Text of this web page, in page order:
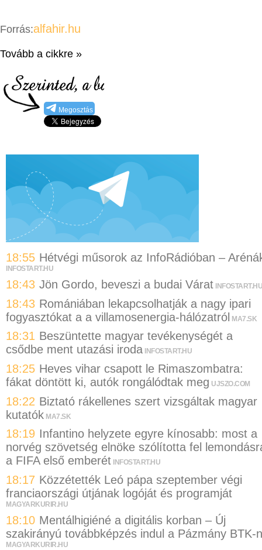
Forrás:alfahir.hu
Tovább a cikkre »
Megosztás
18:55 Hétvégi műsorok az InfoRádióban –
INFOSTART.HU
18:43 Jön Gordo, beveszi a budai Várat INFOSTART.HU
18:43 Romániában lekapcsolhatják a nagy ipari
fogyasztókat a a villamosenergia-hálózatról MA7.SK
18:31 Beszüntette magyar tevékenységét a
csődbe ment utazási iroda INFOSTART.HU
18:25 Heves vihar csapott le Rimaszombatra:
fákat döntött ki, autók rongálódtak meg UJSZO.COM
18:22 Biztató rákellenes szert vizsgáltak magyar
kutatók MA7.SK
18:19 Infantino helyzete egyre kínosabb: most a
norvég szövetség elnöke szólította fel
a FIFA első emberét INFOSTART.HU
18:17 Közzétették Leó pápa szeptember végi
franciaországi útjának logóját és programját
MAGYARKURIR.HU
18:10 Mentálhigiéné a digitális korban – Új
szakirányú továbbképzés indul a Pázmány BTK-n
MAGYARKURIR.HU